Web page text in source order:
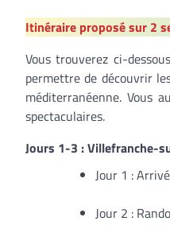
Itinéraire proposé sur 2
Vous trouverez ci-
permettre de découvrir
méditerranéenne. Vous
spectaculaires.
Jours 1-3 : Villefranche-
Jour 1 :
Jour 2 :